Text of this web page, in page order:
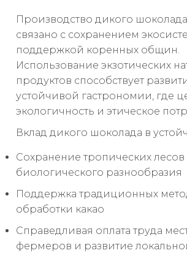
Производство дикого
связано с сохранением
поддержкой коренных общин.
Использование экзотических
продуктов способствует
устойчивой гастрономии, где
экологичность и этическое
Вклад дикого шоколада в
Сохранение тропических лесов
биологического разнообразия
Поддержка традиционных
обработки какао
Справедливая оплата труда
фермеров и развитие